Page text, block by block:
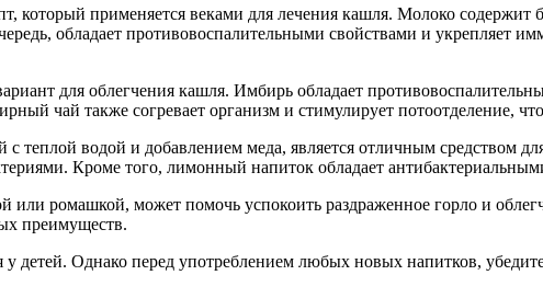
который применяется веками для лечения кашля. Молоко
обладает противовоспалительными свойствами и укрепляет
для облегчения кашля. Имбирь обладает
чай также согревает организм и стимулирует потоотделение,
теплой водой и добавлением меда, является отличным средством
Кроме того, лимонный напиток обладает
или ромашкой, может помочь успокоить раздраженное горло и
преимуществ.
детей. Однако перед употреблением любых новых напитков,